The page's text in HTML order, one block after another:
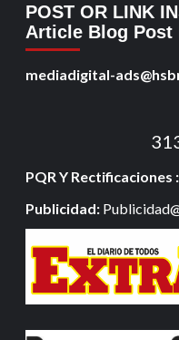
POST OR LINK
Article Blog Post
mediadigital-
PQR Y Rectificaciones :
Publicidad: